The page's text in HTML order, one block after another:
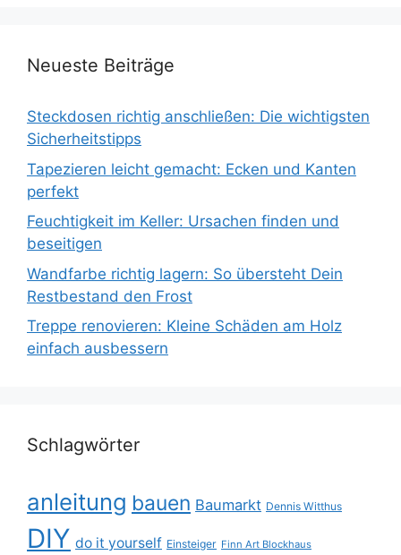
Neueste Beiträge
Steckdosen richtig anschließen: Die wichtigsten
Sicherheitstipps
Tapezieren leicht gemacht: Ecken und Kanten
perfekt
Feuchtigkeit im Keller: Ursachen finden und
beseitigen
Wandfarbe richtig lagern: So übersteht Dein
Restbestand den Frost
Treppe renovieren: Kleine Schäden am Holz
einfach ausbessern
Schlagwörter
anleitung bauen Baumarkt Dennis Witthus
DIY do it yourself Einsteiger Finn Art Blockhaus